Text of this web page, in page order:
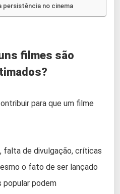
persistência no cinema
filmes são
para que um filme
falta de divulgação, críticas
o fato de ser lançado
popular podem